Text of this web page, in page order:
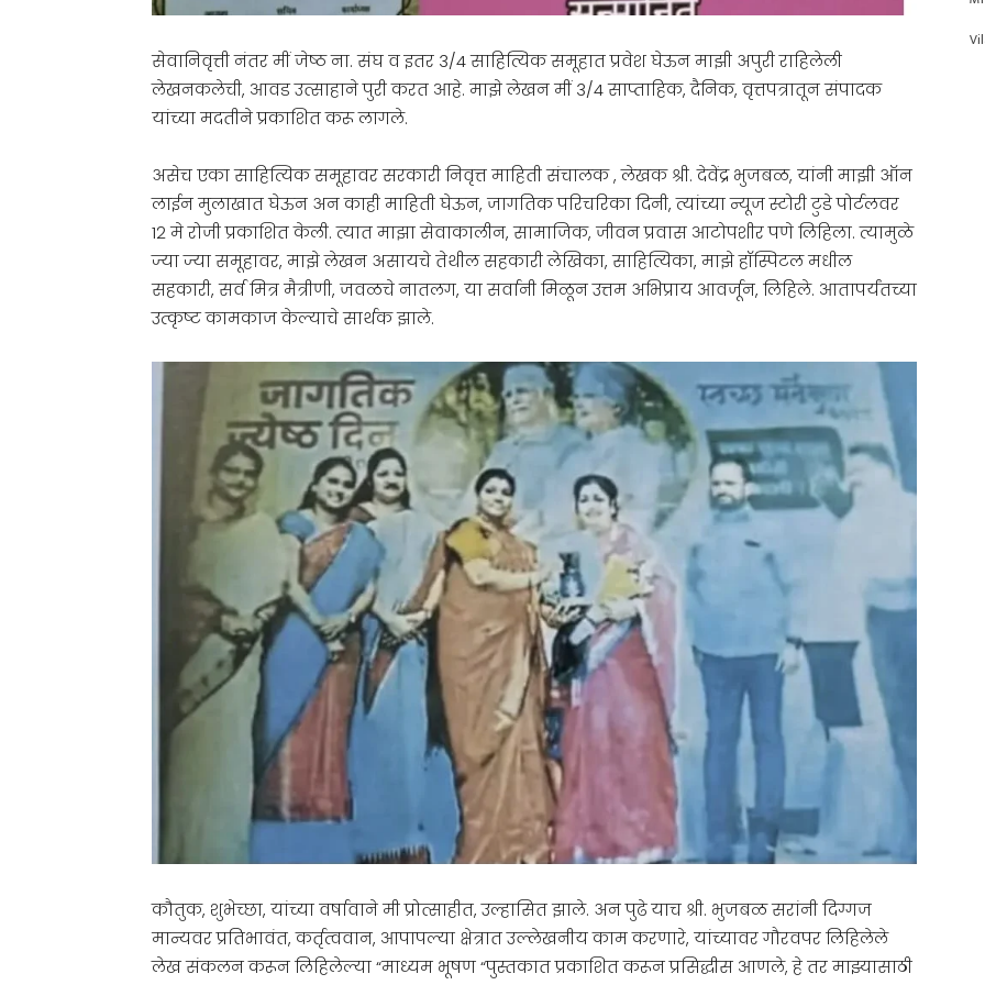
सेवानिवृत्ती नंतर मीं जेष्ठ ना. संघ व इतर 3/4 साहित्यिक समूहात प्रवेश घेऊन माझी अपुरी राहिलेली
लेखनकलेची, आवड उत्साहाने पुरी करत आहे. माझे लेखन मीं 3/4 साप्ताहिक, दैनिक, वृत्तपत्रातून संपादक
यांच्या मदतीने प्रकाशित करू लागले.
असेच एका साहित्यिक समूहावर सरकारी निवृत्त माहिती संचालक , लेखक श्री. देवेंद्र भुजबळ, यांनी माझी ऑन
लाईन मुलाखात घेऊन अन काही माहिती घेऊन, जागतिक परिचरिका दिनी, त्यांच्या न्यूज स्टोरी टुडे पोर्टलवर
12 मे रोजी प्रकाशित केली. त्यात माझा सेवाकालीन, सामाजिक, जीवन प्रवास आटोपशीर पणे लिहिला. त्यामुळे
ज्या ज्या समूहावर, माझे लेखन असायचे तेथील सहकारी लेखिका, साहित्यिका, माझे हॉस्पिटल मधील
सहकारी, सर्व मित्र मैत्रीणी, जवळचे नातलग, या सर्वानी मिळून उत्तम अभिप्राय आवर्जून, लिहिले. आतापर्यंतच्या
उत्कृष्ट कामकाज केल्याचे सार्थक झाले.
कौतुक, शुभेच्छा, यांच्या वर्षावाने मी प्रोत्साहीत, उल्हासित झाले. अन पुढे याच श्री. भुजबळ सरांनी दिग्गज
मान्यवर प्रतिभावंत, कर्तृत्ववान, आपापल्या क्षेत्रात उल्लेखनीय काम करणारे, यांच्यावर गौरवपर लिहिलेले
लेख संकलन करून लिहिलेल्या “माध्यम भूषण “पुस्तकात प्रकाशित करून प्रसिद्धीस आणले, हे तर माझ्यासाठी